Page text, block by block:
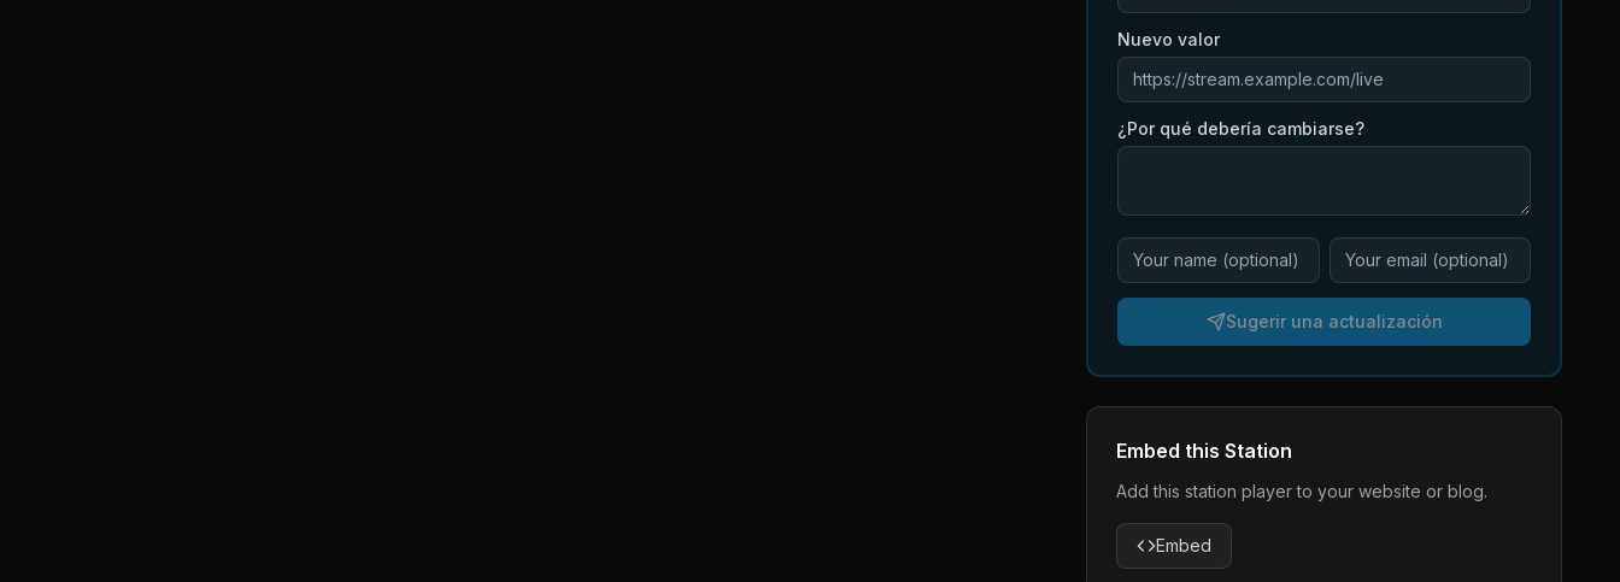
Nuevo valor
¿Por qué debería cambiarse?
Sugerir una actualización
Embed this Station
Add this station player to your website or blog.
Embed